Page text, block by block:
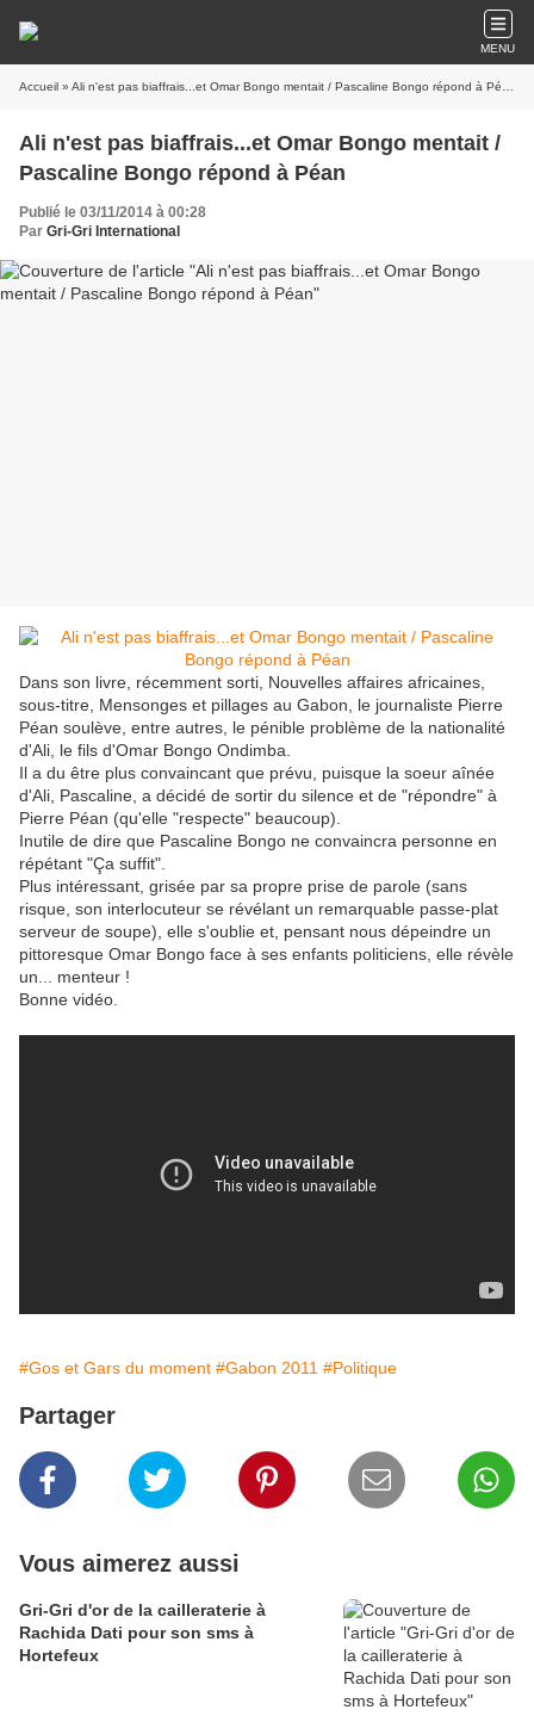
MENU
Accueil » Ali n'est pas biaffrais...et Omar Bongo mentait / Pascaline Bongo répond à Péan
Ali n'est pas biaffrais...et Omar Bongo mentait /
Pascaline Bongo répond à Péan
Publié le 03/11/2014 à 00:28
Par Gri-Gri International
Dans son livre, récemment sorti, Nouvelles affaires africaines,
sous-titre, Mensonges et pillages au Gabon, le journaliste Pierre
Péan soulève, entre autres, le pénible problème de la nationalité
d'Ali, le fils d'Omar Bongo Ondimba.
Il a du être plus convaincant que prévu, puisque la soeur aînée
d'Ali, Pascaline, a décidé de sortir du silence et de "répondre" à
Pierre Péan (qu'elle "respecte" beaucoup).
Inutile de dire que Pascaline Bongo ne convaincra personne en
répétant "Ça suffit".
Plus intéressant, grisée par sa propre prise de parole (sans
risque, son interlocuteur se révélant un remarquable passe-plat
serveur de soupe), elle s'oublie et, pensant nous dépeindre un
pittoresque Omar Bongo face à ses enfants politiciens, elle révèle
un... menteur !
Bonne vidéo.
#Gos et Gars du moment #Gabon 2011 #Politique
Partager
Vous aimerez aussi
Gri-Gri d'or de la cailleraterie à
Rachida Dati pour son sms à
Hortefeux